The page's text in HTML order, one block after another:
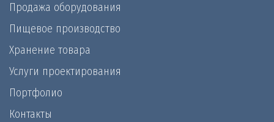
Продажа оборудования
Пищевое производство
Хранение товара
Услуги проектирования
Портфолио
Контакты